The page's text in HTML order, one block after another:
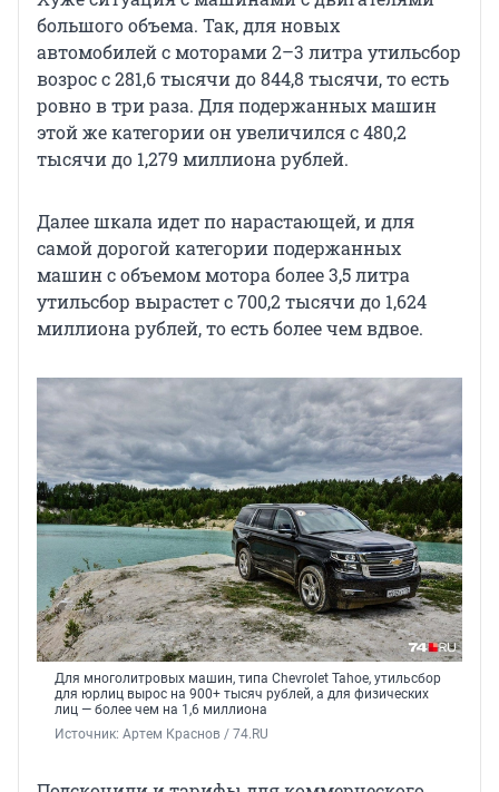
большого объема. Так, для новых
автомобилей с моторами 2–3 литра утильсбор
возрос с 281,6 тысячи до 844,8 тысячи, то есть
ровно в три раза. Для подержанных машин
этой же категории он увеличился с 480,2
тысячи до 1,279 миллиона рублей.
Далее шкала идет по нарастающей, и для
самой дорогой категории подержанных
машин с объемом мотора более 3,5 литра
утильсбор вырастет с 700,2 тысячи до 1,624
миллиона рублей, то есть более чем вдвое.
Для многолитровых машин, типа Chevrolet Tahoe, утильсбор
для юрлиц вырос на 900+ тысяч рублей, а для физических
лиц — более чем на 1,6 миллиона
Источник: Артем Краснов / 74.RU